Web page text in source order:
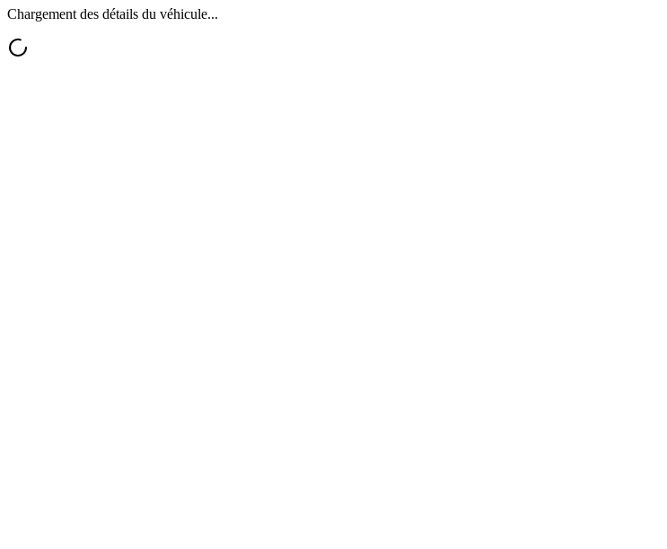
Chargement des détails du véhicule...